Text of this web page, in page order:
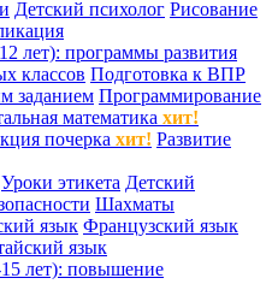
Детский психолог Рисование
лет): программы развития
классов Подготовка к ВПР
заданием Программирование
математика хит!
почерка хит! Развитие
Уроки этикета Детский
Шахматы
язык Французский язык
язык
лет): повышение